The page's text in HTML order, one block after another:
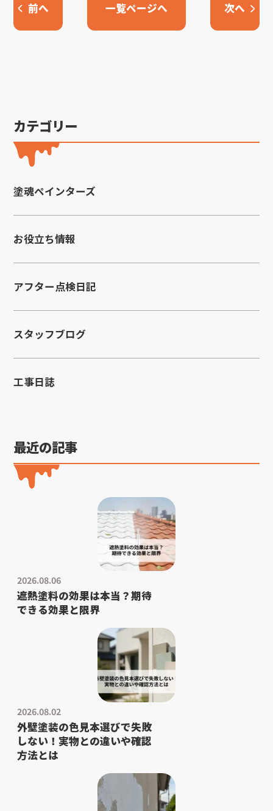
前へ 一覧ページへ 次へ
カテゴリー
塗魂ペインターズ
お役立ち情報
アフター点検日記
スタッフブログ
工事日誌
最近の記事
2026.08.06
遮熱塗料の効果は本当？期待
できる効果と限界
2026.08.02
外壁塗装の色見本選びで失敗
しない！実物との違いや確認
方法とは